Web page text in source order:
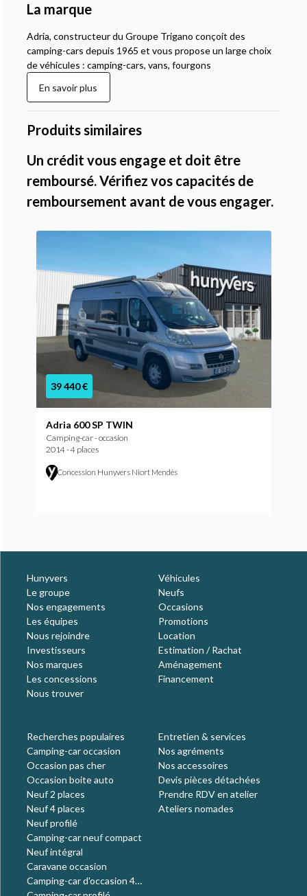
La marque
Adria, constructeur du Groupe Trigano conçoit des
camping-cars depuis 1965 et vous propose un large choix
de véhicules : camping-cars, vans, fourgons
En savoir plus
Produits similaires
Un crédit vous engage et doit être
remboursé. Vérifiez vos capacités de
remboursement avant de vous engager.
39 440 €
Adria 600 SP TWIN
Camping-car - occasion
2014 - 4 places
Concession Hunyvers Niort Mendès
Hunyvers
Le groupe
Nos engagements
Les équipes
Nous rejoindre
Investisseurs
Nos marques
Les concessions
Nous trouver
Véhicules
Neufs
Occasions
Promotions
Location
Estimation / Rachat
Aménagement
Financement
Recherches populaires
Camping-car occasion
Occasion pas cher
Occasion boite auto
Neuf 2 places
Neuf 4 places
Neuf profilé
Camping-car neuf compact
Neuf intégral
Caravane occasion
Camping-car d'occasion 4
Entretien & services
Nos agréments
Nos accessoires
Devis pièces détachées
Prendre RDV en atelier
Ateliers nomades